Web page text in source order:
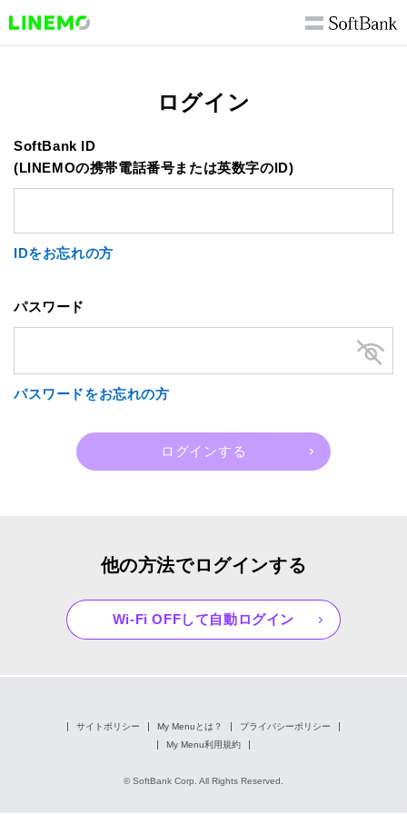
ログイン
SoftBank ID
(LINEMOの携帯電話番号または英数字のID)
IDをお忘れの方
パスワード
パスワードをお忘れの方
他の方法でログインする
Wi-Fi OFFして自動ログイン
サイトポリシー My Menuとは？
プライバシーポリシー
My Menu利用規約
© SoftBank Corp. All Rights Reserved.